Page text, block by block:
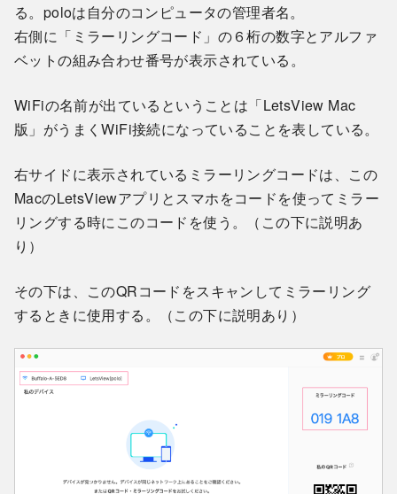
る。poloは自分のコンピュータの管理者名。
右側に「ミラーリングコード」の６桁の数字とアルファ
ベットの組み合わせ番号が表示されている。
WiFiの名前が出ているということは「LetsView Mac
版」がうまくWiFi接続になっていることを表している。
右サイドに表示されているミラーリングコードは、この
MacのLetsViewアプリとスマホをコードを使ってミラー
リングする時にこのコードを使う。（この下に説明あ
り）
その下は、このQRコードをスキャンしてミラーリング
するときに使用する。（この下に説明あり）